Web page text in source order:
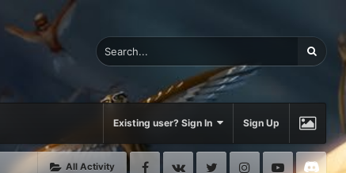
Existing user? Sign In Sign Up
All Activity Facebook
VK Twitter InstagramYoutube